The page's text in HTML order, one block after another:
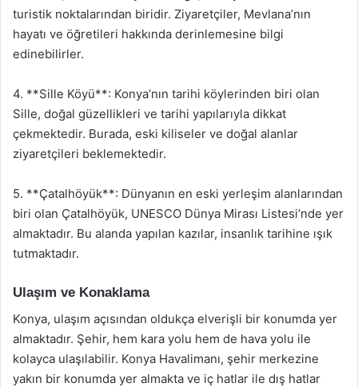
turistik noktalarından biridir. Ziyaretçiler, Mevlana’nın
hayatı ve öğretileri hakkında derinlemesine bilgi
edinebilirler.
4. **Sille Köyü**: Konya’nın tarihi köylerinden biri olan
Sille, doğal güzellikleri ve tarihi yapılarıyla dikkat
çekmektedir. Burada, eski kiliseler ve doğal alanlar
ziyaretçileri beklemektedir.
5. **Çatalhöyük**: Dünyanın en eski yerleşim alanlarından
biri olan Çatalhöyük, UNESCO Dünya Mirası Listesi’nde yer
almaktadır. Bu alanda yapılan kazılar, insanlık tarihine ışık
tutmaktadır.
Ulaşım ve Konaklama
Konya, ulaşım açısından oldukça elverişli bir konumda yer
almaktadır. Şehir, hem kara yolu hem de hava yolu ile
kolayca ulaşılabilir. Konya Havalimanı, şehir merkezine
yakın bir konumda yer almakta ve iç hatlar ile dış hatlar